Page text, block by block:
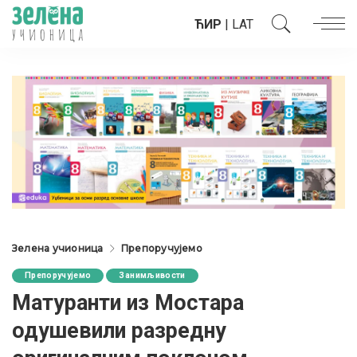
ЋИР | LAT
Зелена учионица Препоручујемо
Препоручујемо Занимљивости
Матуранти из Мостара
одушевили разредну